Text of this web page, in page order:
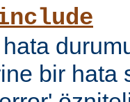
bir hata